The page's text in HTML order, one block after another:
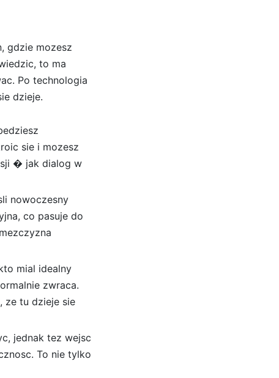
gdzie mozesz
to ma
Po technologia
dzieje.
sie i mozesz
� jak dialog w
nowoczesny
co pasuje do
mial idealny
zwraca.
ze tu dzieje sie
jednak tez wejsc
To nie tylko